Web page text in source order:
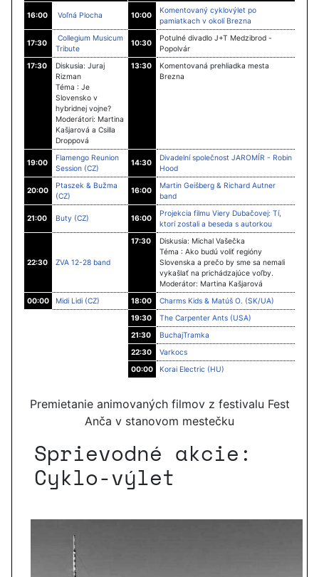
16:00 Voľná Plocha 10:00
Komentovaný cyklovýlet po
pamiatkach v okolí Brezna
17:30
Collegium Musicum
Tribute
10:30
Potulné divadlo J+T Medzibrod -
Popolvár
17:30
Diskusia: Juraj
Rizman
Téma : Je
Slovensko v
hybridnej vojne?
Moderátori: Martina
Kašjarová a Csilla
Droppová
13:30
Komentovaná prehliadka mesta
Brezna
19:00
Flamengo Reunion
Session (CZ)
14:30
Divadelní společnost JAROMÍR - Robin
Hood
20:00
Ptaszek & Bužma
(CZ)
16:00
Martin Geišberg & Richard Autner
band
21:00 Buty (CZ) 16:00
Projekcia filmu Viery Dubačovej: Tí,
ktorí zostali a beseda s autorkou
22:30 ZVA 12-28 band
17:30
Diskusia: Michal Vašečka
Téma : Ako budú voliť regióny
Slovenska a prečo by sme sa nemali
vykašlať na prichádzajúce voľby.
Moderátor: Martina Kašjarová
00:00
Midi Lidi (CZ) 18:00
Charms Kids & Matúš O. (SK/UA)
19:30
The Carpenter Ants (USA)
21:30
BuchajTramka
22:30
Varkocs
00:00
Korai Electric (HU)
Premietanie animovaných filmov z festivalu Fest
Anča v stanovom mestečku
Sprievodné akcie:
Cyklo-výlet